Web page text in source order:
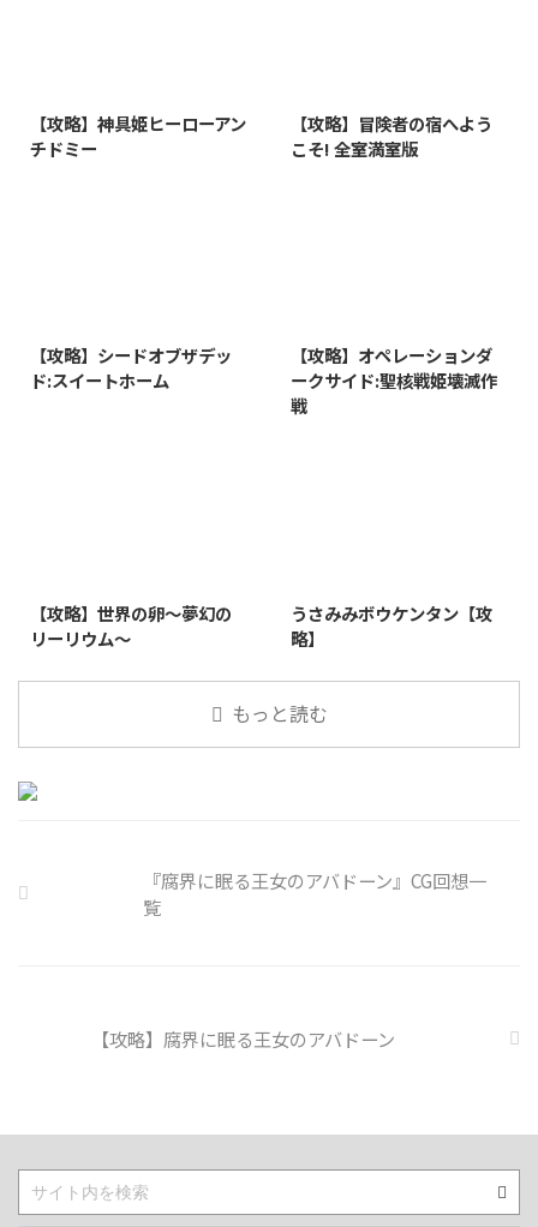
【攻略】神具姫ヒーローアン
チドミー
【攻略】冒険者の宿へよう
こそ! 全室満室版
【攻略】シードオブザデッ
ド:スイートホーム
【攻略】オペレーションダ
ークサイド:聖核戦姫壊滅作
戦
【攻略】世界の卵～夢幻の
リーリウム～
うさみみボウケンタン【攻
略】
もっと読む
『腐界に眠る王女のアバドーン』CG回想一
覧
【攻略】腐界に眠る王女のアバドーン